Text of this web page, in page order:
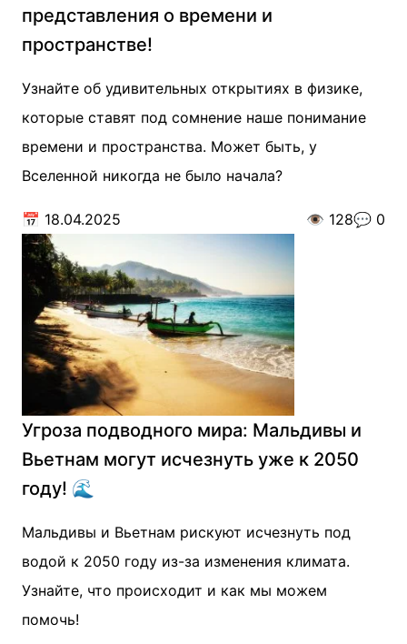
представления о времени и
пространстве!
Узнайте об удивительных открытиях в физике,
которые ставят под сомнение наше понимание
времени и пространства. Может быть, у
Вселенной никогда не было начала?
📅 18.04.2025 👁️ 128💬 0
Угроза подводного мира: Мальдивы и
Вьетнам могут исчезнуть уже к 2050
году! 🌊
Мальдивы и Вьетнам рискуют исчезнуть под
водой к 2050 году из-за изменения климата.
Узнайте, что происходит и как мы можем
помочь!